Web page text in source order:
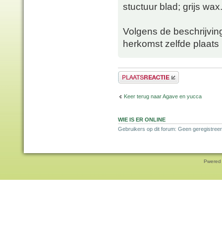
stuctuur blad; grijs wax.
Volgens de
herkomst zelfde plaats
Plaats een reactie
Keer terug naar Agave en yucca
WIE IS ER ONLINE
Gebruikers op dit forum: Geen